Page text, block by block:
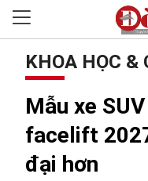
KHOA HỌC &
Mẫu xe
facelift
đại hơn